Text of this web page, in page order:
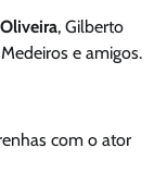
, Gilberto
e amigos.
com o ator